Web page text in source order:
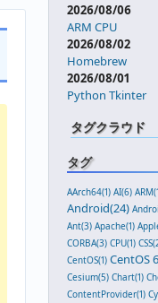
2026/08/06
ARM CPU
2026/08/02
Homebrew
2026/08/01
Python Tkinter
タグクラウド
タグ
AArch64(1) AI(6)
Android(24)
Ant(3) Apache(1)
CORBA(3) CPU(1)
CentOS(1) CentOS
Cesium(5) Chart(1)
ContentProvider(1)